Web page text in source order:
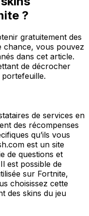
?
gratuitement des
chance, vous pouvez
dans cet article.
de décrocher
de services en
des récompenses
qu’ils vous
est un site
de questions et
est possible de
sur Fortnite,
choisissez cette
des skins du jeu